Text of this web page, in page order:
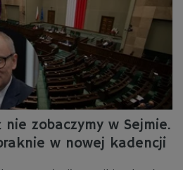
zobaczymy w Sejmie.
w nowej kadencji